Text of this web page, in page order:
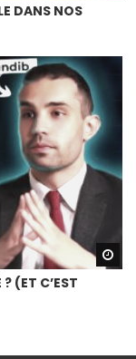
DANS NOS
(ET C’EST